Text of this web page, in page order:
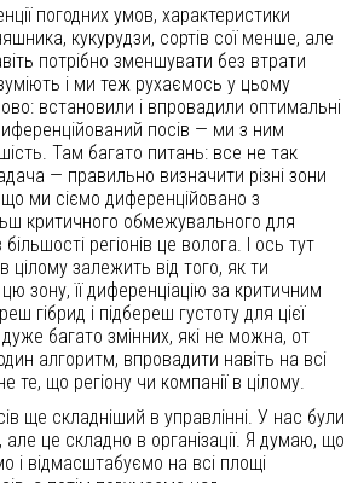
погодних умов, характеристики
кукурудзи, сортів сої менше, але
потрібно зменшувати без втрати
і ми теж рухаємось у цьому
встановили і впровадили оптимальні
посів — ми з ним
Там багато питань: все не так
— правильно визначити різні зони
ми сіємо диференційовано з
критичного обмежувального для
регіонів це волога. І ось тут
в цілому залежить від того, як ти
зону, її диференціацію за критичним
гібрид і підбереш густоту для цієї
багато змінних, які не можна, от
алгоритм, впровадити навіть на всі
те, що регіону чи компанії в цілому.
ще складніший в управлінні. У нас були
це складно в організації. Я думаю, що
і відмасштабуємо на всі площі